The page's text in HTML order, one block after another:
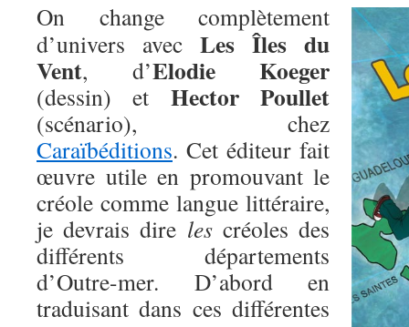
On change complètement
d’univers avec Les Îles du
Vent, d’Elodie Koeger
(dessin) et Hector Poullet
(scénario), chez
Caraïbéditions. Cet éditeur fait
œuvre utile en promouvant le
créole comme langue littéraire,
je devrais dire lescréoles des
différents départements
d’Outre-mer. D’abord en
traduisant dans ces différentes